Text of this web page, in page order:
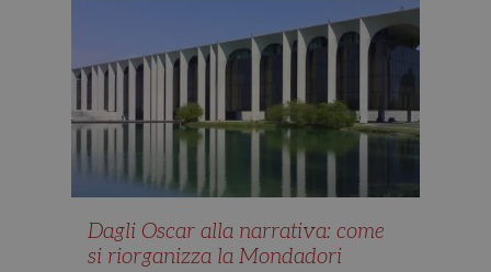
Dagli Oscar alla narrativa: come
si riorganizza la Mondadori